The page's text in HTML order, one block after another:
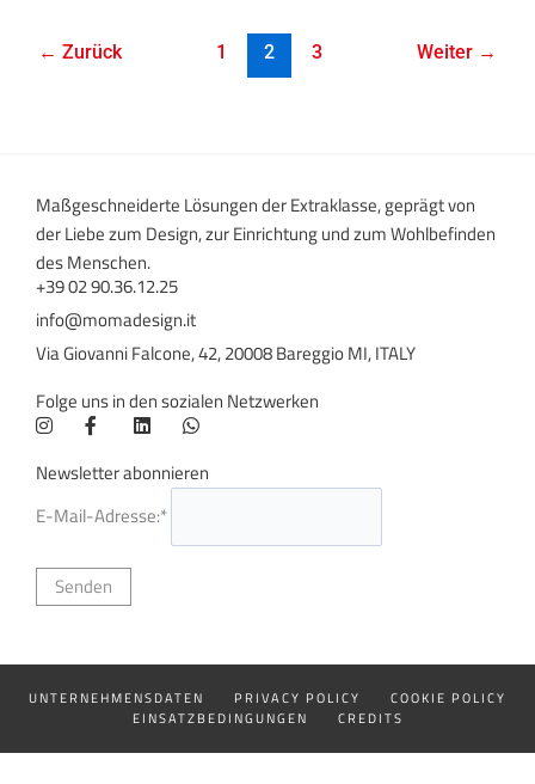
← Zurück 1 2 3 Weiter →
Maßgeschneiderte Lösungen der Extraklasse, geprägt von
der Liebe zum Design, zur Einrichtung und zum Wohlbefinden
des Menschen.
+39 02 90.36.12.25
info@momadesign.it
Via Giovanni Falcone, 42, 20008 Bareggio MI, ITALY
Folge uns in den sozialen Netzwerken
Newsletter abonnieren
E-Mail-Adresse:*
UNTERNEHMENSDATEN PRIVACY POLICY
COOKIE POLICY
EINSATZBEDINGUNGEN
CREDITS